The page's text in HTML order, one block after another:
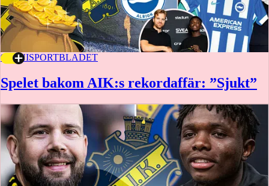
9 JUNISPORTBLADET
Spelet bakom AIK:s rekordaffär: ”Sjukt”